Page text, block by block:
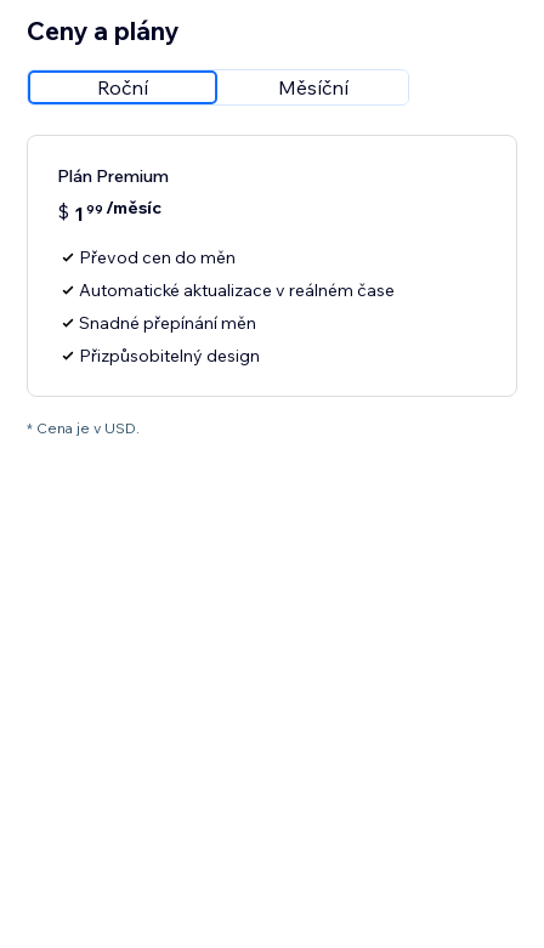
Ceny a plány
Roční Měsíční
Plán Premium
$ 1 99 /měsíc
Převod cen do měn
Automatické aktualizace v reálném čase
Snadné přepínání měn
Přizpůsobitelný design
* Cena je v USD.